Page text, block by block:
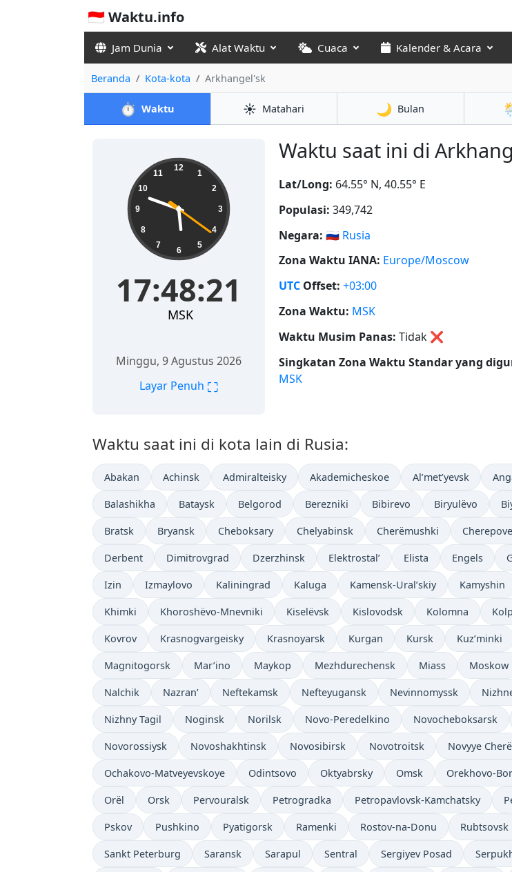
🇮🇩 Waktu.info
Jam Dunia Alat Waktu Cuaca Kalender & Acara
Beranda Kota-kota Arkhangel'sk
⏱️ Waktu ☀️ Matahari 🌙 Bulan
Waktu saat ini di
17:48:22 12
1
2
3
4
5
6
7
8
9
10
11
17:48:22
MSK
Minggu, 9 Agustus 2026
Layar Penuh ⛶
Lat/Long: 64.55° N, 40.55° E
Populasi: 349,742
Negara: 🇷🇺 Rusia
Zona Waktu IANA: Europe/Moscow
UTC Offset: +03:00
Zona Waktu: MSK
Waktu Musim Panas: Tidak ❌
Singkatan Zona Waktu Standar yang
MSK
Waktu saat ini di kota lain di Rusia:
Abakan Achinsk Admiralteisky Akademicheskoe Al’met’yevsk
Balashikha Bataysk Belgorod Berezniki Bibirevo Biryulëvo
Bratsk Bryansk Cheboksary Chelyabinsk Cherëmushki
Derbent Dimitrovgrad Dzerzhinsk Elektrostal’ Elista Engels
Izin Izmaylovo Kaliningrad Kaluga Kamensk-Ural’skiy Kamyshin
Khimki Khoroshëvo-Mnevniki Kiselëvsk Kislovodsk Kolomna
Kovrov Krasnogvargeisky Krasnoyarsk Kurgan Kursk Kuz’minki
Magnitogorsk Mar’ino Maykop Mezhdurechensk Miass Moskow
Nalchik Nazran’ Neftekamsk Nefteyugansk Nevinnomyssk
Nizhny Tagil Noginsk Norilsk Novo-Peredelkino Novocheboksarsk
Novorossiysk Novoshakhtinsk Novosibirsk Novotroitsk Novyye
Ochakovo-Matveyevskoye Odintsovo Oktyabrsky Omsk Orekhovo-
Orël Orsk Pervouralsk Petrogradka Petropavlovsk-Kamchatsky
Pskov Pushkino Pyatigorsk Ramenki Rostov-na-Donu Rubtsovsk
Sankt Peterburg Saransk Sarapul Sentral Sergiyev Posad